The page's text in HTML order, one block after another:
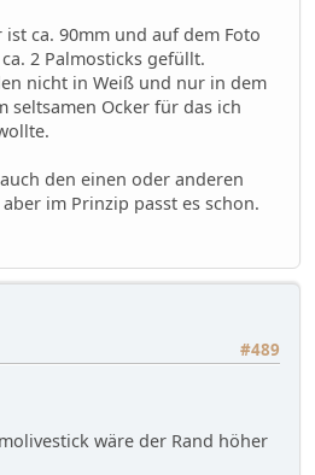
ca. 90mm und auf dem Foto
2 Palmosticks gefüllt.
nicht in Weiß und nur in dem
seltsamen Ocker für das ich
den einen oder anderen
im Prinzip passt es schon.
#489
wäre der Rand höher